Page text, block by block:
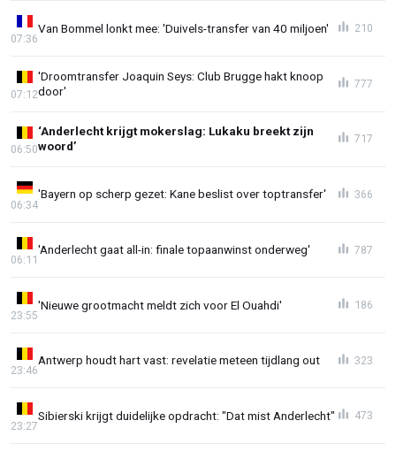
Van Bommel lonkt mee: 'Duivels-transfer van 40 miljoen'
07:36
210
'Droomtransfer Joaquin Seys: Club Brugge hakt knoop
door'
07:12
777
‘Anderlecht krijgt mokerslag: Lukaku breekt zijn
woord’
06:50
717
'Bayern op scherp gezet: Kane beslist over toptransfer'
06:34
366
'Anderlecht gaat all-in: finale topaanwinst onderweg'
06:11
787
'Nieuwe grootmacht meldt zich voor El Ouahdi'
23:55
186
Antwerp houdt hart vast: revelatie meteen tijdlang out
23:46
323
Sibierski krijgt duidelijke opdracht: "Dat mist Anderlecht"
23:27
473